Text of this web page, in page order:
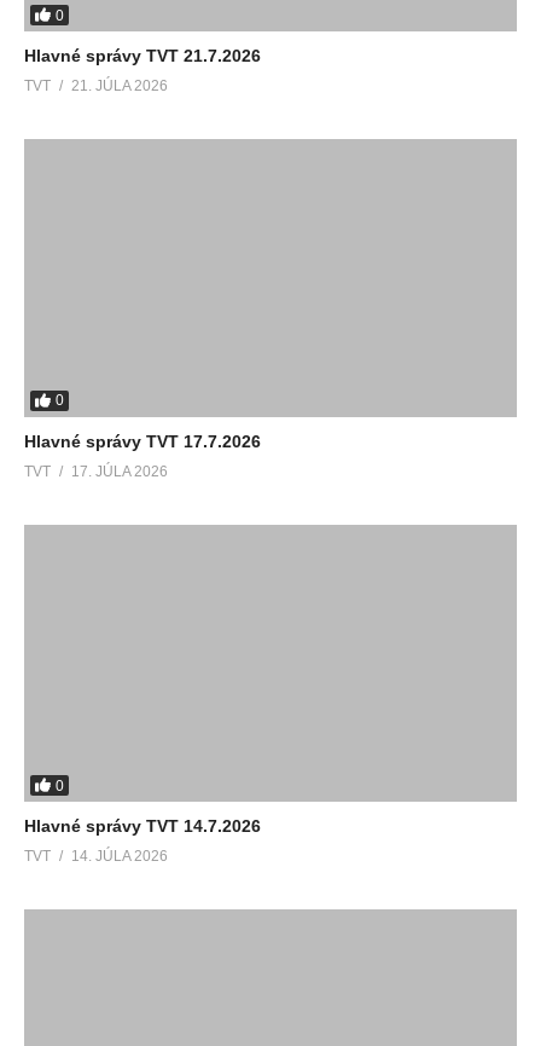
0
Hlavné správy TVT 21.7.2026
TVT 21. JÚLA 2026
0
Hlavné správy TVT 17.7.2026
TVT 17. JÚLA 2026
0
Hlavné správy TVT 14.7.2026
TVT 14. JÚLA 2026